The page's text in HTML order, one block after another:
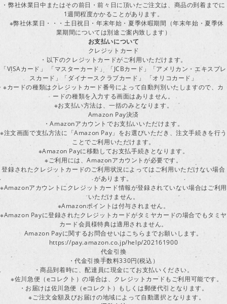
・弊社休業日中またはその前日・前々日に頂いたご注文は、商品の到着までに
1週間程度かかることがあります。
※弊社休業日・・・土日祝日・年末年始・夏季休暇期間（年末年始・夏季休
業期間については別途ご案内致します）
お支払いについて
クレジットカード
・以下のクレジットカードがご利用いただけます。
「VISAカード」 「マスターカード」 「JCBカード」「アメリカン・エキスプレ
スカード」「ダイナースクラブカード」 「オリコカード」
※カードの種類はクレジットカード番号によって自動判別いたしますので、カ
ードの種類を入力する画面はありません。
※お支払い方法は、一括のみとなります。
Amazon Pay決済
・Amazonアカウントでお支払いいただけます。
※注文画面で支払方法に「Amazon Pay」をお選びいただき、注文手続きを行う
ことでご利用いただけます。
※Amazon Payに移動してお支払手続きとなります。
※ご利用には、Amazonアカウントが必要です。
登録されたクレジットカードのご利用状況によってはご利用いただけない場合
があります。
※Amazonアカウントにクレジットカード情報が登録されていない場合はご利用
いただけません。
※Amazonポイントは付与されません。
※Amazon Payに登録されたクレジットカードがタミヤカードの場合でもタミヤ
カード会員様特典は適用されません。
Amazon Payに関するお問合せいはこちらまでお願いします。
https://pay.amazon.co.jp/help/202161900
代金引換
・代金引換手数料330円(税込）
・商品到着時に、配達員に現金にてお支払いください。
※佐川急便（eコレクト）の場合は、クレジットカードもご利用可能です。
・お届けは佐川急便（eコレクト）もしくは郵便代引となります。
※ご注文金額及びお届けの地域によって自動選択となります。